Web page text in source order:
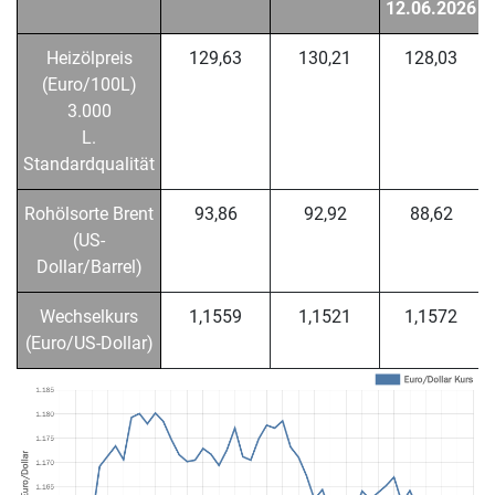
12.06.2026
Heizölpreis
(Euro/100L)
3.000
L.
Standardqualität
129,63 130,21 128,03
Rohölsorte Brent
(US-
Dollar/Barrel)
93,86 92,92 88,62
Wechselkurs
(Euro/US-Dollar)
1,1559 1,1521 1,1572